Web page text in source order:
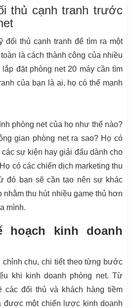
thủ cạnh tranh trước
đối thủ cạnh tranh để tìm ra một
là cách thành công của nhiều
đặt phòng net 20 máy cần tìm
của bạn là ai, họ có thế mạnh
phòng net của họ như thế nào?
gian phòng net ra sao? Họ có
sự kiện hay giải đấu dành cho
có các chiến dịch marketing thu
đó bạn sẽ cần tạo nên sự khác
nhằm thu hút nhiều game thủ hơn
mình.
hoạch kinh doanh
chu, chi tiết theo từng bước
khi kinh doanh phòng net. Từ
các đối thủ và khách hàng tiềm
được một chiến lược kinh doanh